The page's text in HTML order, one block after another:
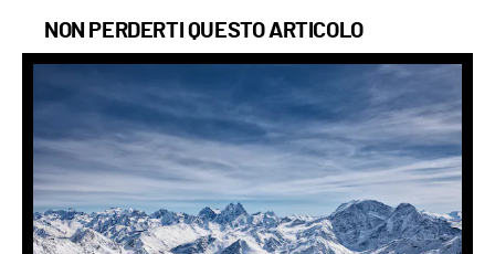
NON PERDERTI QUESTO ARTICOLO